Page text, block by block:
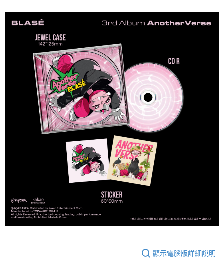
【注意事項】
易，需依本服務之必要範圍內提供個人資料，並將交易相關給付款項請求債
權轉讓予恩沛科技股份有限公司。
２．關於個人資料處理事宜，請瀏覽以下網址：
https://aftee.tw/terms/#terms3
３．未成年的使用者請事先徵得法定代理人或監護人之同意方可使用
「AFTEE先享後付」，若未經同意申辦者引起之損失，本公司不負相關責
４．使用「AFTEE先享後付」時，將依據個別帳號之用戶狀況，依本公司即
時審查核予不同之上限額度；若仍有額度不足之情形，本公司將視審查結果
請求用戶進行身份認證。
５．嚴禁一人註冊多個帳號或使用他人資訊註冊。若發現惡意使用之情形，
恩沛科技股份有限公司將有權停止該用戶之使用額度並採取法律行動。
新竹貨運
每筆NT$90
宅配 (離島)
每筆NT$200
付款後門市自取
亞洲國家/地區配送
北美國家/地區配送
顯示電腦版詳細說明